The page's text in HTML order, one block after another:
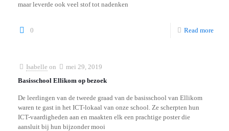
maar leverde ook veel stof tot nadenken
0 Read more
Isabelle on
mei 29, 2019
Basisschool Ellikom op bezoek
De leerlingen van de tweede graad van de basisschool van Ellikom
waren te gast in het ICT-lokaal van onze school. Ze scherpten hun
ICT-vaardigheden aan en maakten elk een prachtige poster die
aansluit bij hun bijzonder mooi